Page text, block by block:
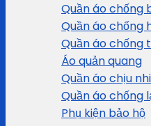
Quần áo chống
Quần áo chống
Quần áo chống
Áo quản quang
Quần áo chịu
Quần áo chống
Phụ kiện bảo hộ